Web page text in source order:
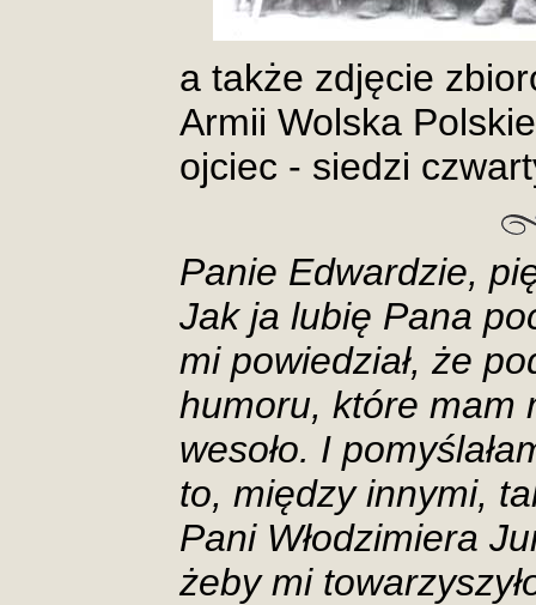
a także zdjęcie
Armii Wolska
ojciec - siedzi
Panie Edwardzie,
Jak ja lubię Pana
mi powiedział, że
humoru, które mam
wesoło. I
to, między innymi,
Pani Włodzimiera
żeby mi